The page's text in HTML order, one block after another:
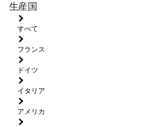
生産国
すべて
フランス
ドイツ
イタリア
アメリカ